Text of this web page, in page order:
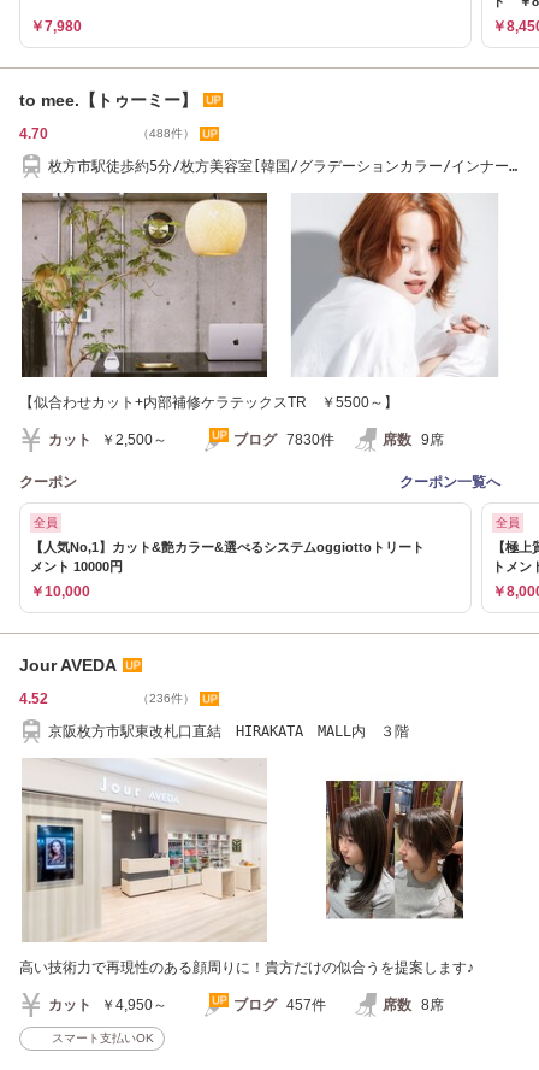
￥7,980 ￥
to mee.【トゥーミー】
4.70 （488件）
枚方市駅徒歩約5分/枚方美容室[韓国/グラデーションカラー/インナー
【似合わせカット+内部補修ケラテックスTR ￥5500～】
カット ￥2,500～ ブログ 7830件 席数 9席
クーポン クーポン一覧へ
全員
【人気No,1】カット&艶カラー&選べるシステムoggiottoトリート
メント 10000円
￥10,000
全員
【極
トメン
￥
Jour AVEDA
4.52 （236件）
京阪枚方市駅東改札口直結 HIRAKATA MALL内 ３階
高い技術力で再現性のある顔周りに！貴方だけの似合うを提案します♪
カット ￥4,950～ ブログ 457件 席数 8席
スマート支払いOK